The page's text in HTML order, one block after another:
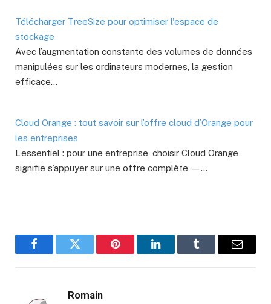
Télécharger TreeSize pour optimiser l'espace de
stockage
Avec l’augmentation constante des volumes de données
manipulées sur les ordinateurs modernes, la gestion
efficace…
Cloud Orange : tout savoir sur l’offre cloud d’Orange pour
les entreprises
L’essentiel : pour une entreprise, choisir Cloud Orange
signifie s’appuyer sur une offre complète —…
FacebookTwitter Pinterest LinkedInTumblr
E-
Romain